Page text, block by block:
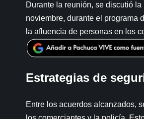
Durante la reunión, se discutió
noviembre, durante el programa
la afluencia de personas en los
Estrategias de
Entre los acuerdos alcanzados,